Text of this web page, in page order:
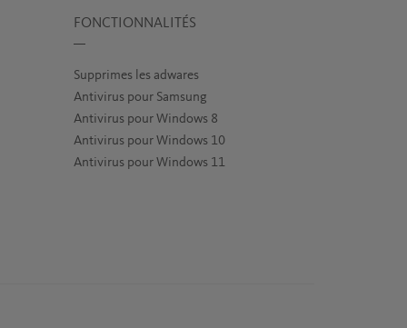
FONCTIONNALITÉS
Supprimes les adwares
Antivirus pour Samsung
Antivirus pour Windows 8
Antivirus pour Windows 10
Antivirus pour Windows 11